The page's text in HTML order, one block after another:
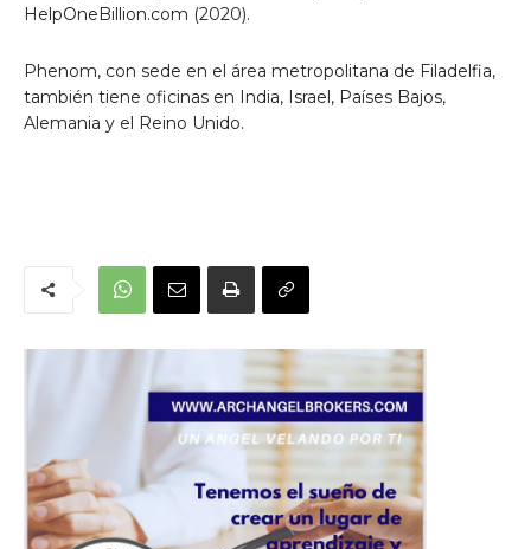
HelpOneBillion.com (2020).
Phenom, con sede en el área metropolitana de Filadelfia,
también tiene oficinas en India, Israel, Países Bajos,
Alemania y el Reino Unido.